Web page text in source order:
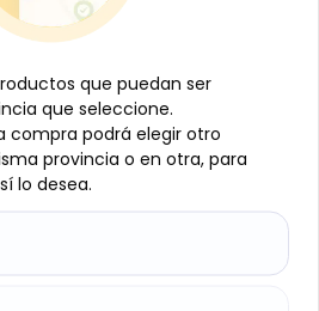
sabor Mango, Jumex,
que puedan ser
que seleccione.
compra podrá elegir otro
provincia o en otra, para
lo desea.
que puedan ser
que seleccione.
compra podrá elegir otro
provincia o en otra, para
lo desea.